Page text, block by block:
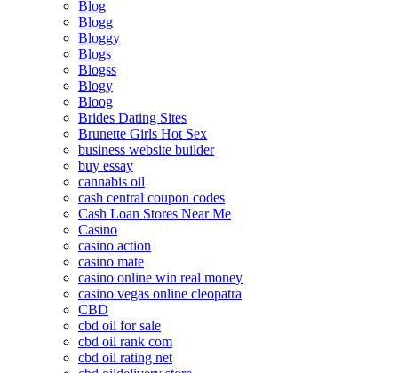
Blog
Blogg
Bloggy
Blogs
Blogss
Blogy
Bloog
Brides Dating Sites
Brunette Girls Hot Sex
business website builder
buy essay
cannabis oil
cash central coupon codes
Cash Loan Stores Near Me
Casino
casino action
casino mate
casino online win real money
casino vegas online cleopatra
CBD
cbd oil for sale
cbd oil rank com
cbd oil rating net